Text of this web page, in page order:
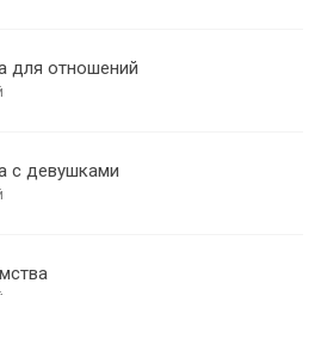
для отношений
с девушками